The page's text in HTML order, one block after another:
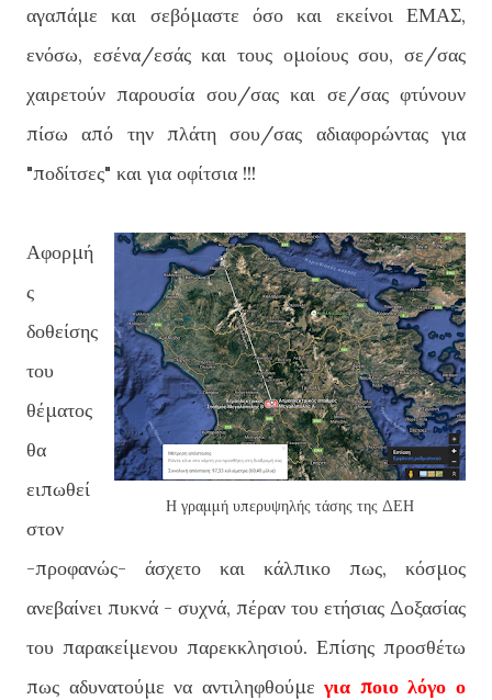
αγαπάμε και σεβόμαστε όσο και εκείνοι ΕΜΑΣ,
ενόσω, εσένα/εσάς και τους ομοίους σου, σε/σας
χαιρετούν παρουσία σου/σας και σε/σας φτύνουν
πίσω από την πλάτη σου/σας αδιαφορώντας για
"ποδίτσες" και για οφίτσια !!!
Η γραμμή υπερυψηλής τάσης της ΔΕΗ
Αφορμή
ς
δοθείσης
του
θέματος
θα
ειπωθεί
στον
-προφανώς- άσχετο και κάλπικο πως, κόσμος
ανεβαίνει πυκνά - συχνά, πέραν του ετήσιας Δοξασίας
του παρακείμενου παρεκκλησιού. Επίσης προσθέτω
πως αδυνατούμε να αντιληφθούμεγια ποιο λόγο ο